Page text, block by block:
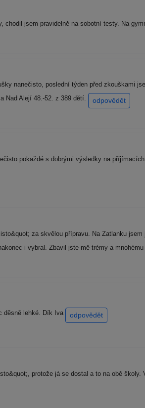
jsem pravidelně na sobotní testy. Na
nanečisto, poslední týden před zkouškami
Nad Alejí 48.-52. z 389 dětí.
odpovědět
pokaždé s dobrými výsledky na
za skvělou přípravu. Na Zatlanku
i vybral. Zbavil jste mě trémy a
děsně lehké. Dík Iva odpovědět
protože já se dostal a to na obě